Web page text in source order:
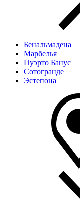
Бенальмадена
Марбелья
Пуэрто Банус
Сотогранде
Эстепона